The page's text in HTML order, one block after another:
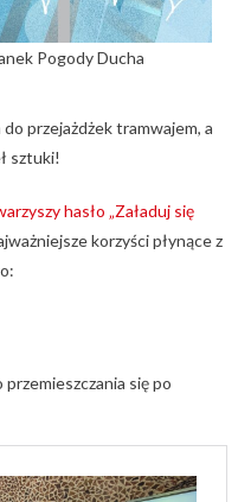
Pogody Ducha
do przejażdżek tramwajem, a
sztuki!
hasło „Załaduj się
korzyści płynące z
się po